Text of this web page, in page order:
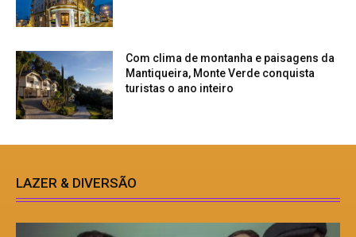
Com clima de montanha e paisagens da
Mantiqueira, Monte Verde conquista
turistas o ano inteiro
LAZER & DIVERSÃO